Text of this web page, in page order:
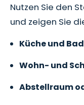
Nutzen Sie den
und zeigen Sie
Küche und
Wohn- und
Abstellraum